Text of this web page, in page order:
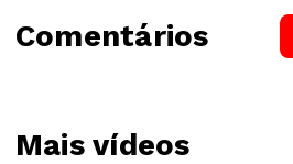
Mais vídeos
Comentários